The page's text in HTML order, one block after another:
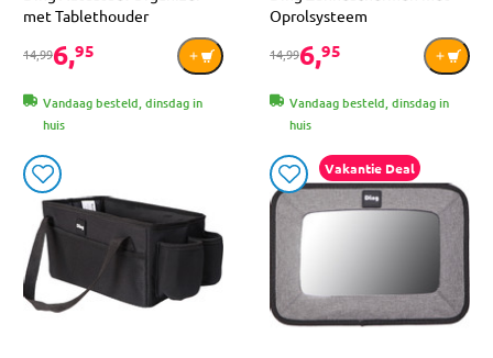
met Tablethouder
14,996,95
Vandaag besteld, dinsdag in
huis
Oprolsysteem
14,996,95
Vandaag besteld, dinsdag in
huis
Vakantie Deal